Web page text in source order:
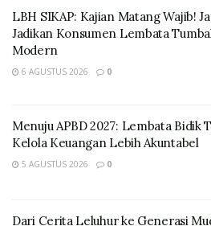
Konsumen Lembata Tumbal
Selain sektor darat, hasil
juga menjadi fokus penting
LBH SIKAP: Kajian Matang Wajib!
Jadikan Konsumen Lembata
Modern
6 AGUSTUS 2026 0
Menuju APBD 2027: Lembata Bidik
Kelola Keuangan Lebih Akuntabel
5 AGUSTUS 2026 0
Dari Cerita Leluhur ke Generasi